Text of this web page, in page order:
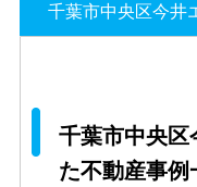
千葉市中央区今井
千葉市中央区
た不動産事例